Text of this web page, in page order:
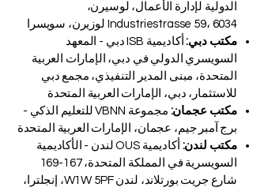
الدولية لإدارة الأعمال، لوسيرن،
Industriestrasse 59، 6034 لوزيرن، سويسرا
مكتب دبي:
أكاديمية ISB دبي - المعهد
السويسري الدولي في دبي، الإمارات العربية
المتحدة، مبنى المدير التنفيذي، مجمع دبي
للاستثمار، دبي، الإمارات العربية المتحدة
مكتب عجمان:
مجموعة VBNN للتعليم الذكي -
برج آمبر جيم، عجمان، الإمارات العربية المتحدة
مكتب لندن:
أكاديمية OUS لندن - الأكاديمية
السويسرية في المملكة المتحدة، 167-169
شارع جريت بورتلاند، لندن W1W 5PF، إنجلترا،